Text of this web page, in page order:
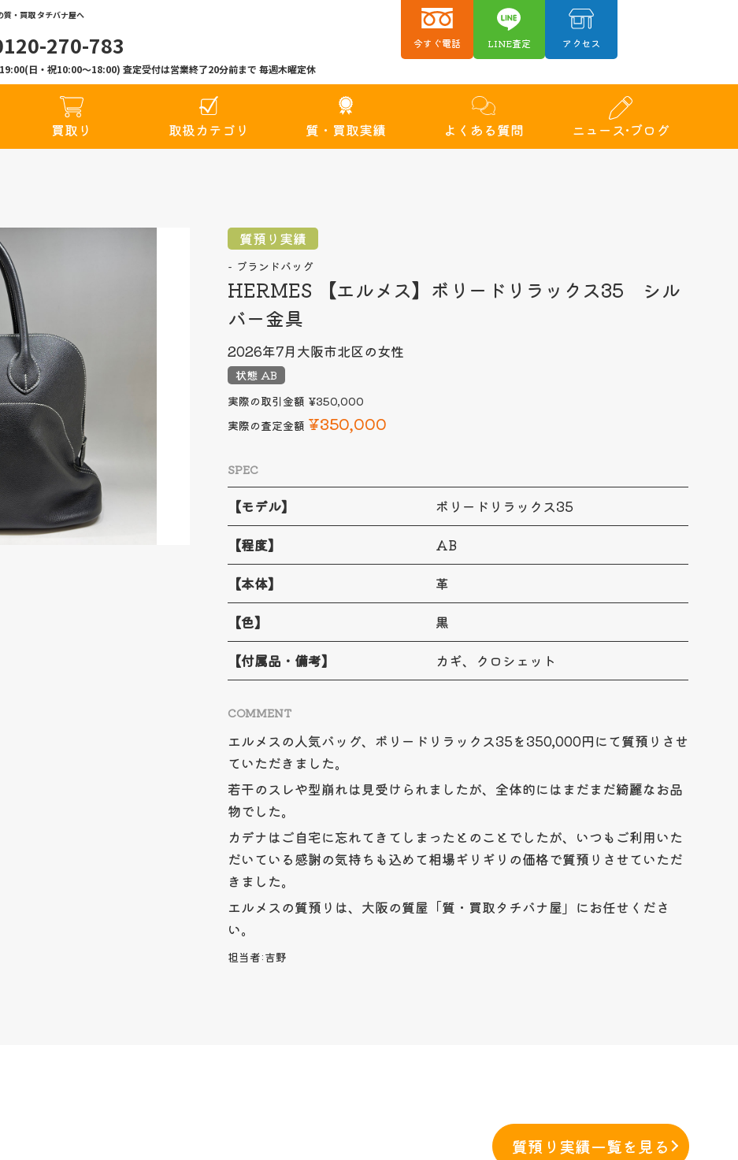
・買取 タチバナ屋へ
270-783
日・祝10:00〜18:00) 査定受付は営業終了20分前まで 毎週木曜定休
今すぐ電話 LINE査定 アクセス
買取り 取扱カテゴリ 質・買取実績 よくある質問 ニュース•ブログ
質預り実績
ブランドバッグ
HERMES 【エルメス】ボリードリラックス35 シル
バー金具
2026年7月 大阪市北区の女性
状態 AB
実際の取引金額 ¥350,000
実際の査定金額 ¥350,000
SPEC
【モデル】
ボリードリラックス35
【程度】
AB
【本体】
革
【色】
黒
【付属品・備考】
カギ、クロシェット
COMMENT
エルメスの人気バッグ、ボリードリラックス35を350,000円にて質預りさせ
ていただきました。
若干のスレや型崩れは見受けられましたが、全体的にはまだまだ綺麗なお品
物でした。
カデナはご自宅に忘れてきてしまったとのことでしたが、いつもご利用いた
だいている感謝の気持ちも込めて相場ギリギリの価格で質預りさせていただ
きました。
エルメスの質預りは、大阪の質屋「質・買取タチバナ屋」にお任せくださ
い。
担当者:吉野
質預り実績一覧を見る